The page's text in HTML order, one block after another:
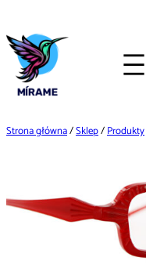
do
treści
Strona główna/Sklep/Produkty